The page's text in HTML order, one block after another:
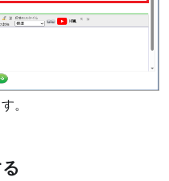
。